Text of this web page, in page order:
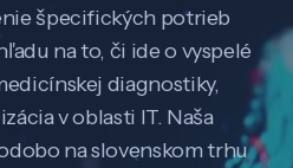
špecifických potrieb
na to, či ide o vyspelé
diagnostiky,
v oblasti IT. Naša
na slovenskom trhu